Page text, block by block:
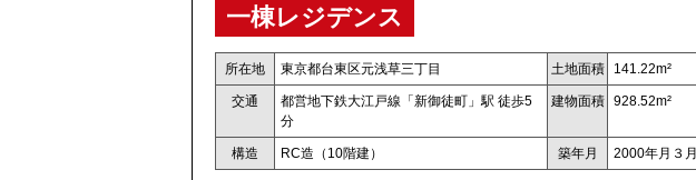
一棟レジデンス
所在地 東京都台東区元浅草三丁目 土地面積 141.22m²
交通
都営地下鉄大江戸線「新御徒町」駅 徒歩5
分
建物面積 928.52m²
構造 RC造（10階建） 築年月 2000年月３月